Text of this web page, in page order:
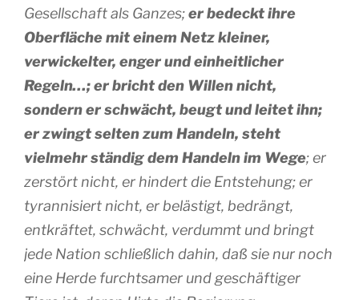
Gesellschaft als Ganzes;er bedeckt ihre
Oberfläche mit einem Netz kleiner,
verwickelter, enger und einheitlicher
Regeln…; er bricht den Willen nicht,
sondern er schwächt, beugt und leitet ihn;
er zwingt selten zum Handeln, steht
vielmehr ständig dem Handeln im Wege; er
zerstört nicht, er hindert die Entstehung; er
tyrannisiert nicht, er belästigt, bedrängt,
entkräftet, schwächt, verdummt und bringt
jede Nation schließlich dahin, daß sie nur noch
eine Herde furchtsamer und geschäftiger